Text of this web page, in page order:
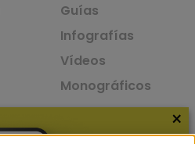
Guías
Infografías
Vídeos
Monográficos
×